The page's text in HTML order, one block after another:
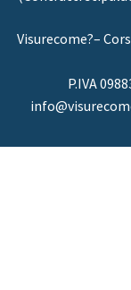
Visurecome?–
P.IVA